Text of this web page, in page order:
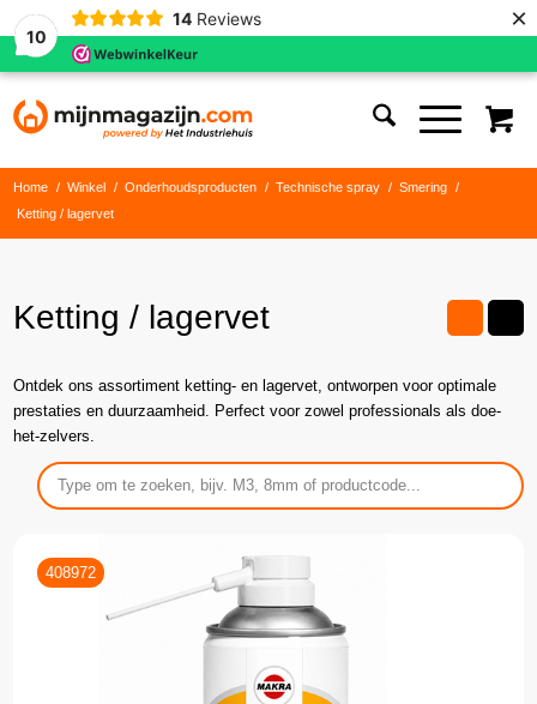
10
14 Reviews ×
Home / Winkel / Onderhoudsproducten / Technische spray / Smering
/
Ketting / lagervet
Ketting / lagervet
Ontdek ons assortiment ketting- en lagervet, ontworpen voor optimale
prestaties en duurzaamheid. Perfect voor zowel professionals als doe-
het-zelvers.
408972